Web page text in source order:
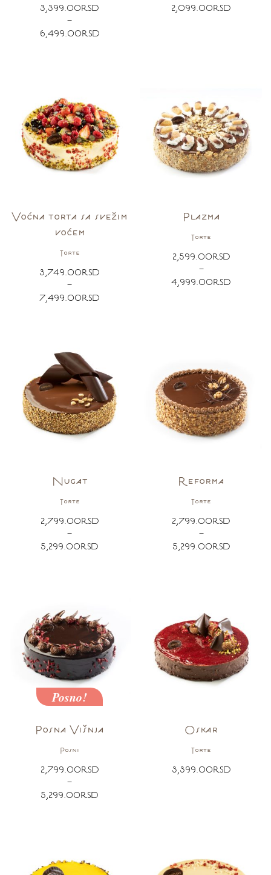
3,399.00RSD
–
6,499.00RSD
2,099.00RSD
Voćna torta sa svežim
voćem
Torte
3,749.00RSD
–
7,499.00RSD
Plazma
Torte
2,599.00RSD
–
4,999.00RSD
Nugat
Torte
2,799.00RSD
–
5,299.00RSD
Reforma
Torte
2,799.00RSD
–
5,299.00RSD
Posno!
Posna Višnja
Posni
2,799.00RSD
–
5,299.00RSD
Oskar
Torte
3,399.00RSD